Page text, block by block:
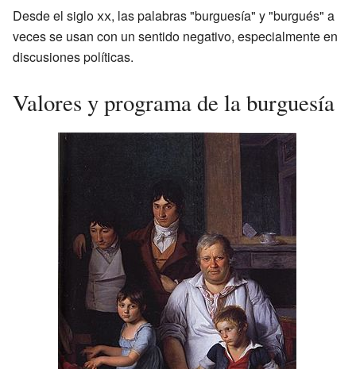
Desde el sigloxx, las palabras "burguesía" y "burgués" a
veces se usan con un sentido negativo, especialmente en
discusiones políticas.
Valores y programa de la burguesía